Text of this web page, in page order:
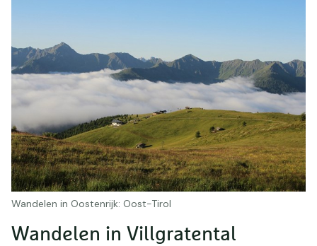
Wandelen in Oostenrijk: Oost-Tirol
Wandelen in Villgratental